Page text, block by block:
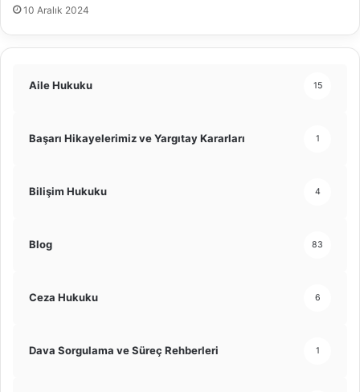
10 Aralık 2024
Aile Hukuku 15
Başarı Hikayelerimiz ve Yargıtay Kararları 1
Bilişim Hukuku 4
Blog 83
Ceza Hukuku 6
Dava Sorgulama ve Süreç Rehberleri 1